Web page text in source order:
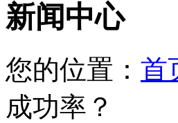
新闻中心
您的位置： 首
成功率？